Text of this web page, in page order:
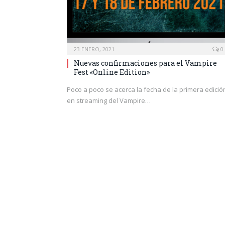
23 ENERO, 2021 0
Nuevas confirmaciones para el Vampire
Fest «Online Edition»
Poco a poco se acerca la fecha de la primera
en streaming del Vampire…